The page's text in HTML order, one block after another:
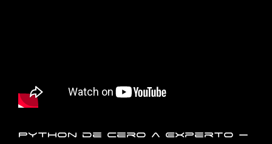
Python de Cero a Experto –